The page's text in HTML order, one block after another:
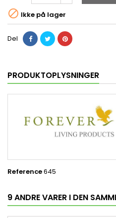
 Ikke på lager
Del
PRODUKTOPLYSNINGER
Reference645
9 ANDRE VARER I DEN